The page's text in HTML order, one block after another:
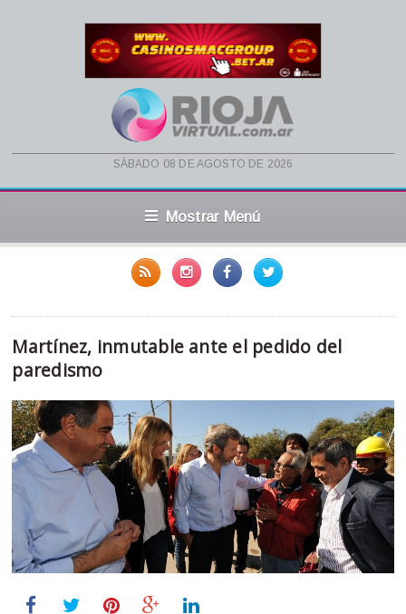
sábado 08 de agosto de 2026
Mostrar Menú
Martínez, inmutable ante el pedido del
paredismo